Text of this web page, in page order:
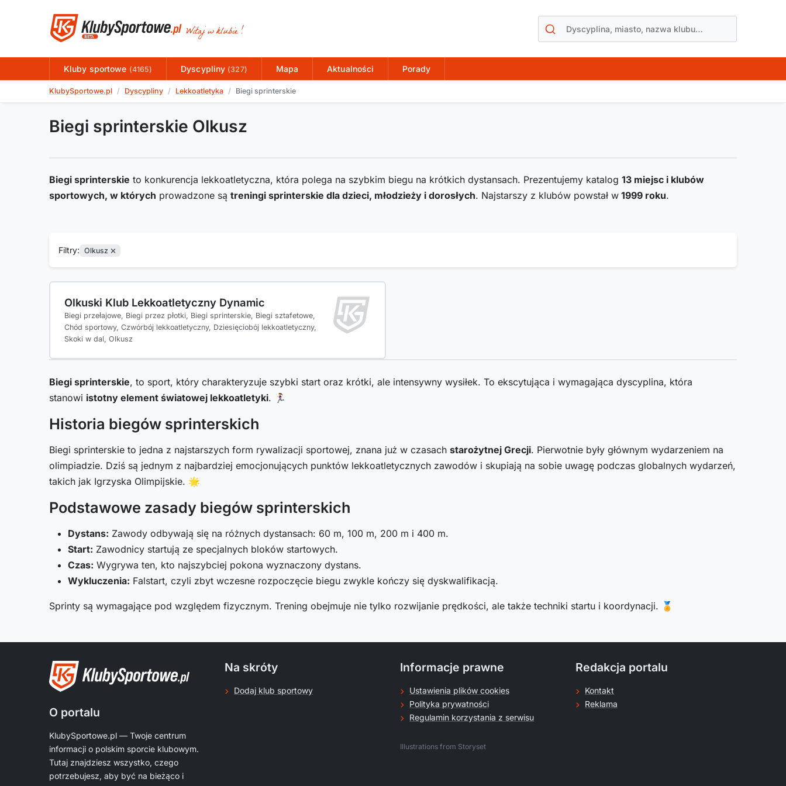
Kluby sportowe (4165) Dyscypliny (327) Mapa Aktualności Porady
KlubySportowe.pl Dyscypliny Lekkoatletyka Biegi sprinterskie
Biegi sprinterskie Olkusz
Biegi sprinterskie to konkurencja lekkoatletyczna, która polega na szybkim biegu na krótkich dystansach. Prezentujemy katalog 13 miejsc i klubów
sportowych, w których prowadzone są treningi sprinterskie dla dzieci, młodzieży i dorosłych. Najstarszy z klubów powstał w 1999 roku.
Filtry: Olkusz
Olkuski Klub Lekkoatletyczny Dynamic
Biegi przełajowe, Biegi przez płotki, Biegi sprinterskie, Biegi sztafetowe,
Chód sportowy, Czwórbój lekkoatletyczny, Dziesięciobój lekkoatletyczny,
Skoki w dal, Olkusz
Biegi sprinterskie, to sport, który charakteryzuje szybki start oraz krótki, ale intensywny wysiłek. To ekscytująca i wymagająca dyscyplina, która
stanowi istotny element światowej lekkoatletyki. 🏃‍♀️
Historia biegów sprinterskich
Biegi sprinterskie to jedna z najstarszych form rywalizacji sportowej, znana już w czasach starożytnej Grecji. Pierwotnie były głównym wydarzeniem na
olimpiadzie. Dziś są jednym z najbardziej emocjonujących punktów lekkoatletycznych zawodów i skupiają na sobie uwagę podczas globalnych wydarzeń,
takich jak Igrzyska Olimpijskie. 🌟
Podstawowe zasady biegów sprinterskich
Dystans: Zawody odbywają się na różnych dystansach: 60 m, 100 m, 200 m i 400 m.
Start: Zawodnicy startują ze specjalnych bloków startowych.
Czas: Wygrywa ten, kto najszybciej pokona wyznaczony dystans.
Wykluczenia: Falstart, czyli zbyt wczesne rozpoczęcie biegu zwykle kończy się dyskwalifikacją.
Sprinty są wymagające pod względem fizycznym. Trening obejmuje nie tylko rozwijanie prędkości, ale także techniki startu i koordynacji. 🏅
O portalu
KlubySportowe.pl — Twoje centrum
informacji o polskim sporcie klubowym.
Tutaj znajdziesz wszystko, czego
potrzebujesz, aby być na bieżąco i
Na skróty
Dodaj klub sportowy
Informacje prawne
Ustawienia plików cookies
Polityka prywatności
Regulamin korzystania z serwisu
Illustrations from Storyset
Redakcja portalu
Kontakt
Reklama